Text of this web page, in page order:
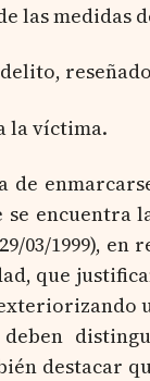
las medidas
la víctima.
encuentra
03/1999), en
que
destacar